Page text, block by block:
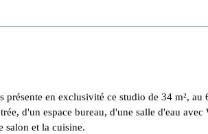
en exclusivité ce studio de 34 m²,
d'un espace bureau, d'une salle d'eau
salon et la cuisine.